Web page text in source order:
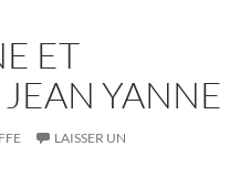
ET
YANNE
LAISSER UN